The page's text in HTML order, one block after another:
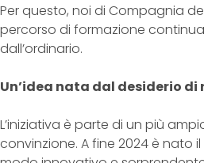
Per questo, noi di Compagnia
percorso di formazione
dall’ordinario.
Un’idea nata dal desiderio
L’iniziativa è parte di un più
convinzione. A fine 2024 è nato